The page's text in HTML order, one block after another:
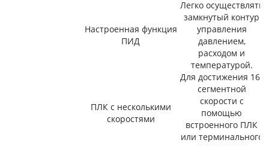
Настроенная функция
ПИД
Легко осуществлять
замкнутый контур
управления
давлением,
расходом и
температурой.
ПЛК с несколькими
скоростями
Для достижения 16-
сегментной
скорости с
помощью
встроенного ПЛК
или терминального